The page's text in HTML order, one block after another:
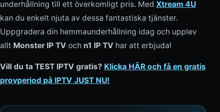
underhållning till ett överkomligt pris. Med Xtream 4U
kan du enkelt njuta av dessa fantastiska tjänster.
Uppgradera din hemmaunderhållning idag och upplev
allt Monster IP TV och n1 IP TV har att erbjuda!
Vill du ta TEST IPTV gratis? Klicka HÄR och få en gratis
provperiod på IPTV JUST NU!